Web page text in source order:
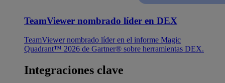
TeamViewer nombrado líder en DEX
TeamViewer nombrado líder en el informe Magic
Quadrant™ 2026 de Gartner® sobre herramientas DEX.
Integraciones clave